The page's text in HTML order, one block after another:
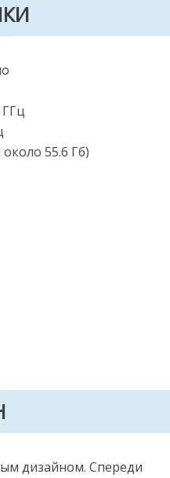
55.6 Гб)
дизайном. Спереди